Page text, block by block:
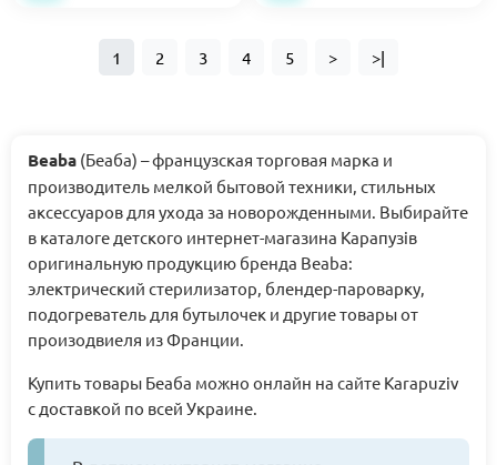
1 2 3 4 5 > >|
Beaba (Беаба) – французская торговая марка и
производитель мелкой бытовой техники, стильных
аксессуаров для ухода за новорожденными. Выбирайте
в каталоге детского интернет-магазина Карапузів
оригинальную продукцию бренда Beaba:
электрический стерилизатор, блендер-пароварку,
подогреватель для бутылочек и другие товары от
произодвиеля из Франции.
Купить товары Беаба можно онлайн на сайте Karapuziv
с доставкой по всей Украине.